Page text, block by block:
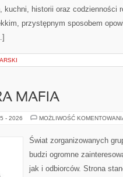
historii oraz codzienności
przystępnym sposobem
MAFIA
- 2026 MOŻLIWOŚĆ
Świat zorganizowanych
budzi ogromne
jak i odbiorców. Strona